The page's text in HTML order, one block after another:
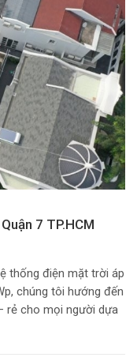
7 TP.HCM
thống điện mặt trời áp
chúng tôi hướng đến
rẻ cho mọi người dựa
tối ưu hóa lợi ích của